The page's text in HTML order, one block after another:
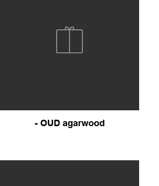
- OUD agarwood